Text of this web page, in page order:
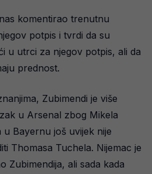
komentirao trenutnu
potpis i tvrdi da su
u utrci za njegov potpis, ali da
prednost.
Zubimendi je više
u Arsenal zbog Mikela
u Bayernu još uvijek nije
Thomasa Tuchela. Nijemac je
Zubimendija, ali sada kada